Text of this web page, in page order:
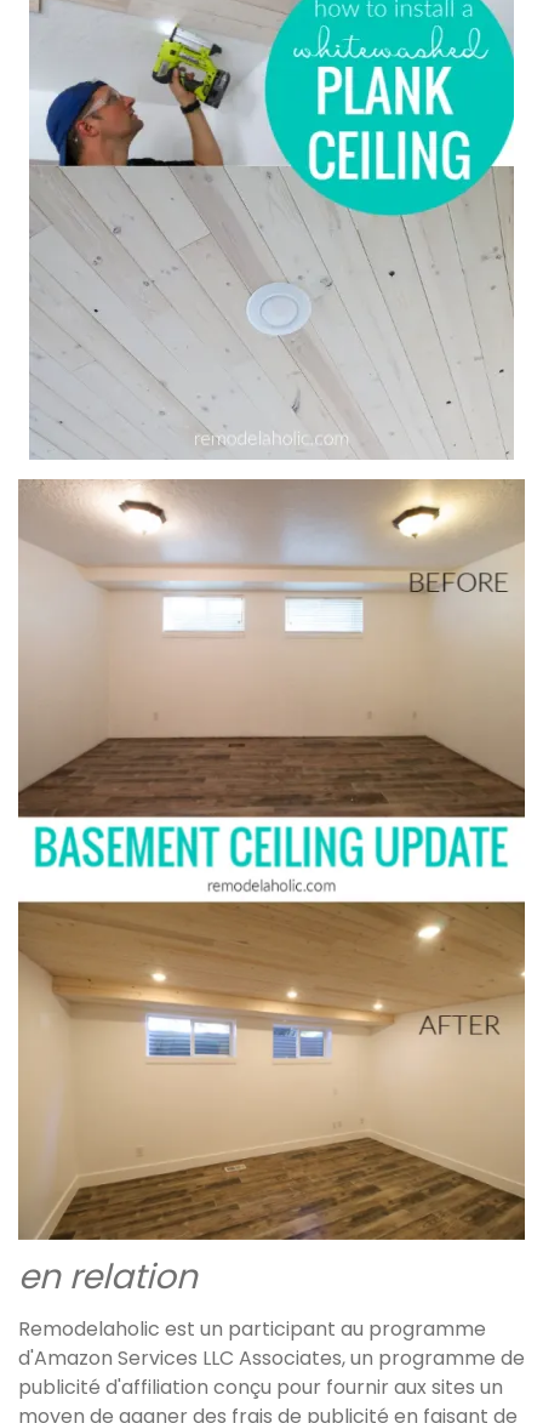
en relation
Remodelaholic est un participant au programme
d'Amazon Services LLC Associates, un programme de
publicité d'affiliation conçu pour fournir aux sites un
moyen de gagner des frais de publicité en faisant de